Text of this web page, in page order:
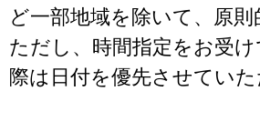
ど一部地域を除いて、原
ただし、時間指定をお受
際は日付を優先させていた